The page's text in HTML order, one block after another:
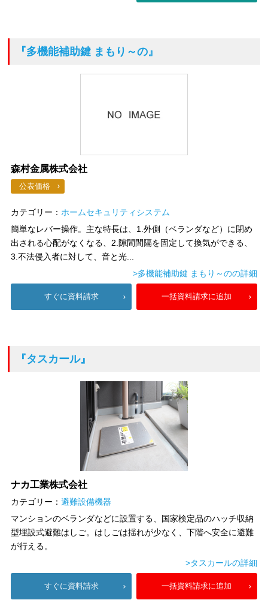
『多機能補助鍵 まもり～の』
森村金属株式会社
公表価格
カテゴリー： ホームセキュリティシステム
簡単なレバー操作。主な特長は、1.外側（ベランダなど）に閉め
出される心配がなくなる、2.隙間間隔を固定して換気ができる、
3.不法侵入者に対して、音と光...
>多機能補助鍵 まもり～のの詳細
すぐに資料請求 一括資料請求に追加
『タスカール』
ナカ工業株式会社
カテゴリー：避難設備機器
マンションのベランダなどに設置する、国家検定品のハッチ収納
型埋設式避難はしご。はしごは揺れが少なく、下階へ安全に避難
が行える。
>タスカールの詳細
すぐに資料請求 一括資料請求に追加